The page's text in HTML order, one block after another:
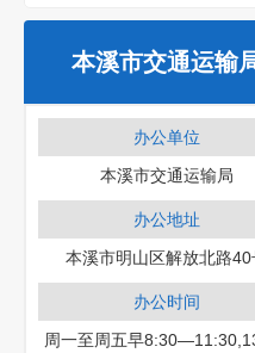
本溪市交通运输
办公单位
本溪市交通运输局
办公地址
本溪市明山区解放北路40
办公时间
周一至周五早